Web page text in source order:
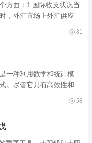
方面：1.国际收支状况当
，外汇市场上外汇供应量
81
一种利用数学和统计模
。尽管它具有高效性和精
58